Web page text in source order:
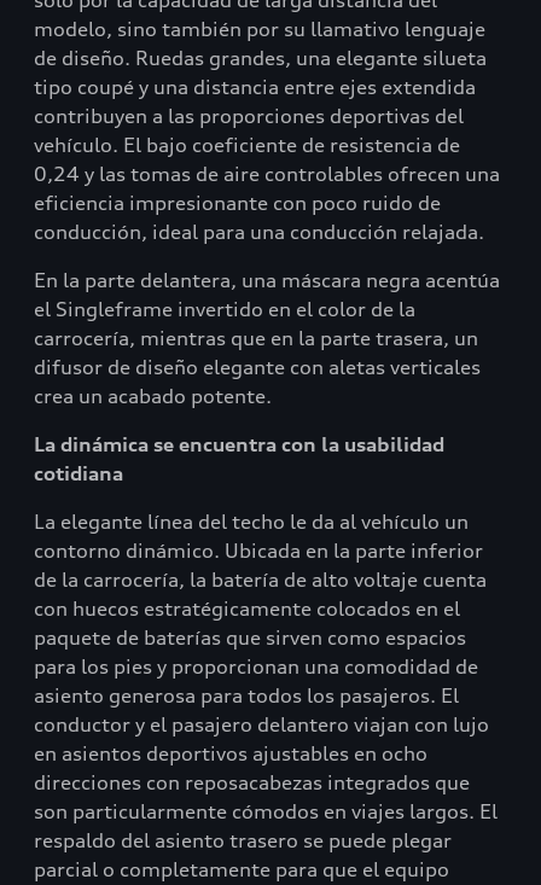
modelo, sino también por su llamativo lenguaje
de diseño. Ruedas grandes, una elegante silueta
tipo coupé y una distancia entre ejes extendida
contribuyen a las proporciones deportivas del
vehículo. El bajo coeficiente de resistencia de
0,24 y las tomas de aire controlables ofrecen una
eficiencia impresionante con poco ruido de
conducción, ideal para una conducción relajada.
En la parte delantera, una máscara negra acentúa
el Singleframe invertido en el color de la
carrocería, mientras que en la parte trasera, un
difusor de diseño elegante con aletas verticales
crea un acabado potente.
La dinámica se encuentra con la usabilidad
cotidiana
La elegante línea del techo le da al vehículo un
contorno dinámico. Ubicada en la parte inferior
de la carrocería, la batería de alto voltaje cuenta
con huecos estratégicamente colocados en el
paquete de baterías que sirven como espacios
para los pies y proporcionan una comodidad de
asiento generosa para todos los pasajeros. El
conductor y el pasajero delantero viajan con lujo
en asientos deportivos ajustables en ocho
direcciones con reposacabezas integrados que
son particularmente cómodos en viajes largos. El
respaldo del asiento trasero se puede plegar
parcial o completamente para que el equipo